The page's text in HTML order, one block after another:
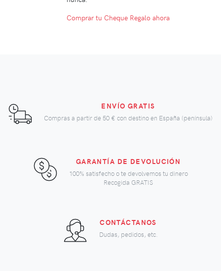
Comprar tu Cheque Regalo ahora
ENVÍO GRATIS
Compras a partir de 50 € con destino en España (península)
GARANTÍA DE DEVOLUCIÓN
100% satisfecho o te devolvemos tu dinero
Recogida GRATIS
CONTÁCTANOS
Dudas, pedidos, etc.